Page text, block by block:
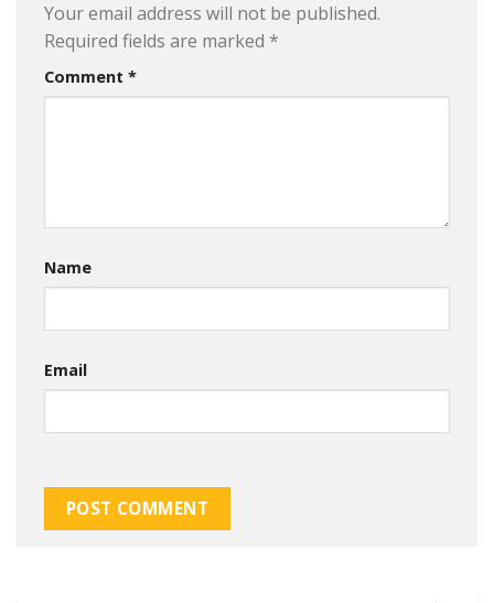
Your email address will not be published.
Required fields are marked *
Comment *
Name
Email